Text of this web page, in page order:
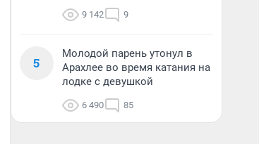
9 142 9
5
Молодой парень утонул в
Арахлее во время катания на
лодке с девушкой
6 490 85